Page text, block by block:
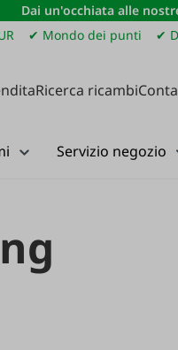
Dai un'occhiata alle
✔ Mondo dei punti ✔
Ricerca ricambi
Servizio negozio